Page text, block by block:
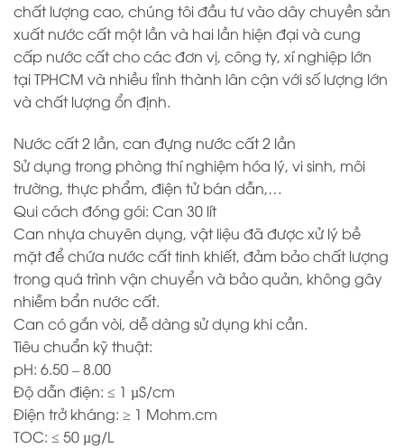
chất lượng cao, chúng tôi đầu tư vào dây chuyền sản
xuất nước cất một lần và hai lần hiện đại và cung
cấp nước cất cho các đơn vị, công ty, xí nghiệp lớn
tại TPHCM và nhiều tỉnh thành lân cận với số lượng lớn
và chất lượng ổn định.
Nước cất 2 lần, can đựng nước cất 2 lần
Sử dụng trong phòng thí nghiệm hóa lý, vi sinh, môi
trường, thực phẩm, điện tử bán dẫn,…
Qui cách đóng gói: Can 30 lít
Can nhựa chuyên dụng, vật liệu đã được xử lý bề
mặt để chứa nước cất tinh khiết, đảm bảo chất lượng
trong quá trình vận chuyển và bảo quản, không gây
nhiễm bẩn nước cất.
Can có gắn vòi, dễ dàng sử dụng khi cần.
Tiêu chuẩn kỹ thuật:
pH: 6.50 – 8.00
Độ dẫn điện: ≤ 1 µS/cm
Điện trở kháng: ≥ 1 Mohm.cm
TOC: ≤ 50 µg/L